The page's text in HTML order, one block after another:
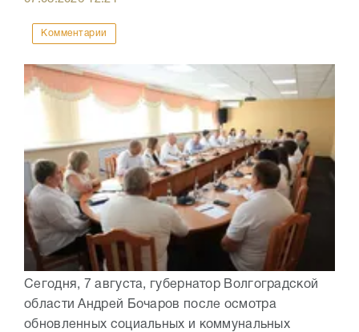
Комментарии
Сегодня, 7 августа, губернатор Волгоградской
области Андрей Бочаров после осмотра
обновленных социальных и коммунальных